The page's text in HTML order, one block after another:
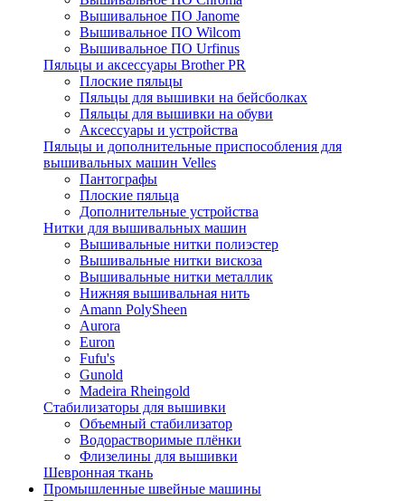
Вышивальное ПО Janome
Вышивальное ПО Wilcom
Вышивальное ПО Urfinus
Пяльцы и аксессуары Brother PR
Плоские пяльцы
Пяльцы для вышивки на бейсболках
Пяльцы для вышивки на обуви
Аксессуары и устройства
Пяльцы и дополнительные приспособления для
вышивальных машин Velles
Пантографы
Плоские пяльца
Дополнительные устройства
Нитки для вышивальных машин
Вышивальные нитки полиэстер
Вышивальные нитки вискоза
Вышивальные нитки металлик
Нижняя вышивальная нить
Amann PolySheen
Aurora
Euron
Fufu's
Gunold
Madeira Rheingold
Стабилизаторы для вышивки
Объемный стабилизатор
Водорастворимые плёнки
Флизелины для вышивки
Шевронная ткань
Промышленные швейные машины